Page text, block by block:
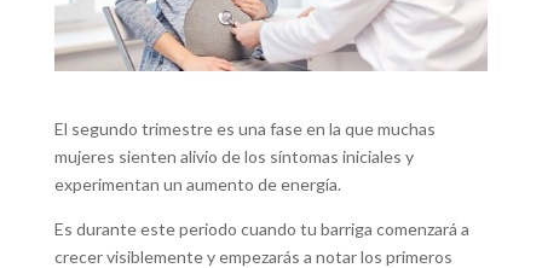
El segundo trimestre es una fase en la que muchas
mujeres sienten alivio de los síntomas iniciales y
experimentan un aumento de energía.
Es durante este periodo cuando tu barriga comenzará a
crecer visiblemente y empezarás a notar los primeros